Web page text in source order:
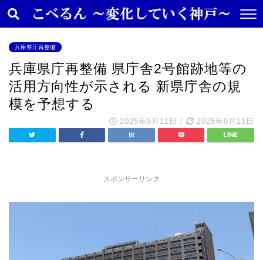
兵庫県庁再整備
兵庫県庁再整備 県庁舎2号館跡地等の
活用方向性が示される 新県庁舎の規
模を予想する
2025年9月11日 / 2025年9月11日
スポンサーリンク